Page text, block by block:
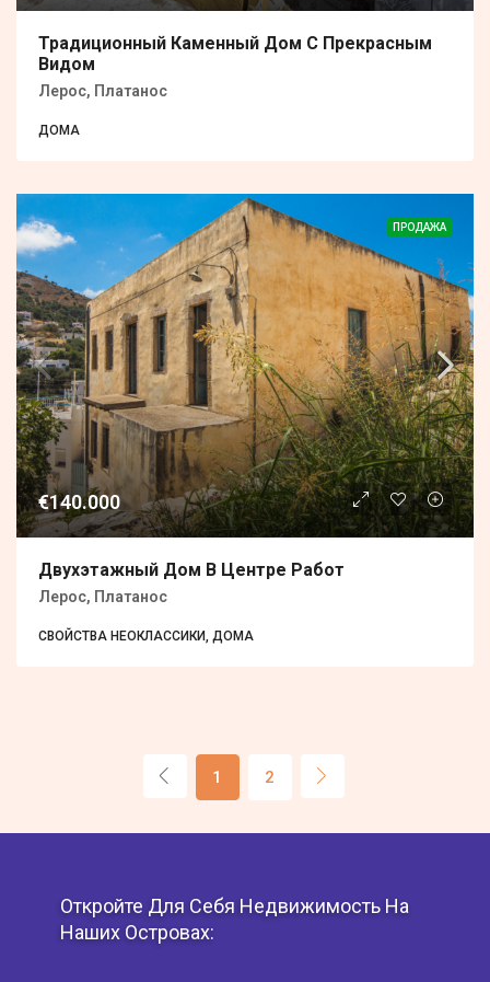
Традиционный Каменный Дом С Прекрасным
Видом
Лерос, Платанос
ДОМА
ПРОДАЖА
€140.000
Двухэтажный Дом В Центре Работ
Лерос, Платанос
СВОЙСТВА НЕОКЛАССИКИ, ДОМА
1 2
Откройте Для Себя Недвижимость На
Наших Островах: